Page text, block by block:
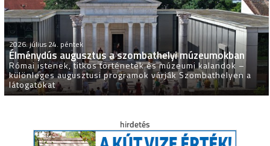
2026. július 24. péntek
Élménydús augusztus a szombathelyi múzeumokban
Római istenek, titkos történetek és múzeumi kalandok –
különleges augusztusi programok várják Szombathelyen a
látogatókat